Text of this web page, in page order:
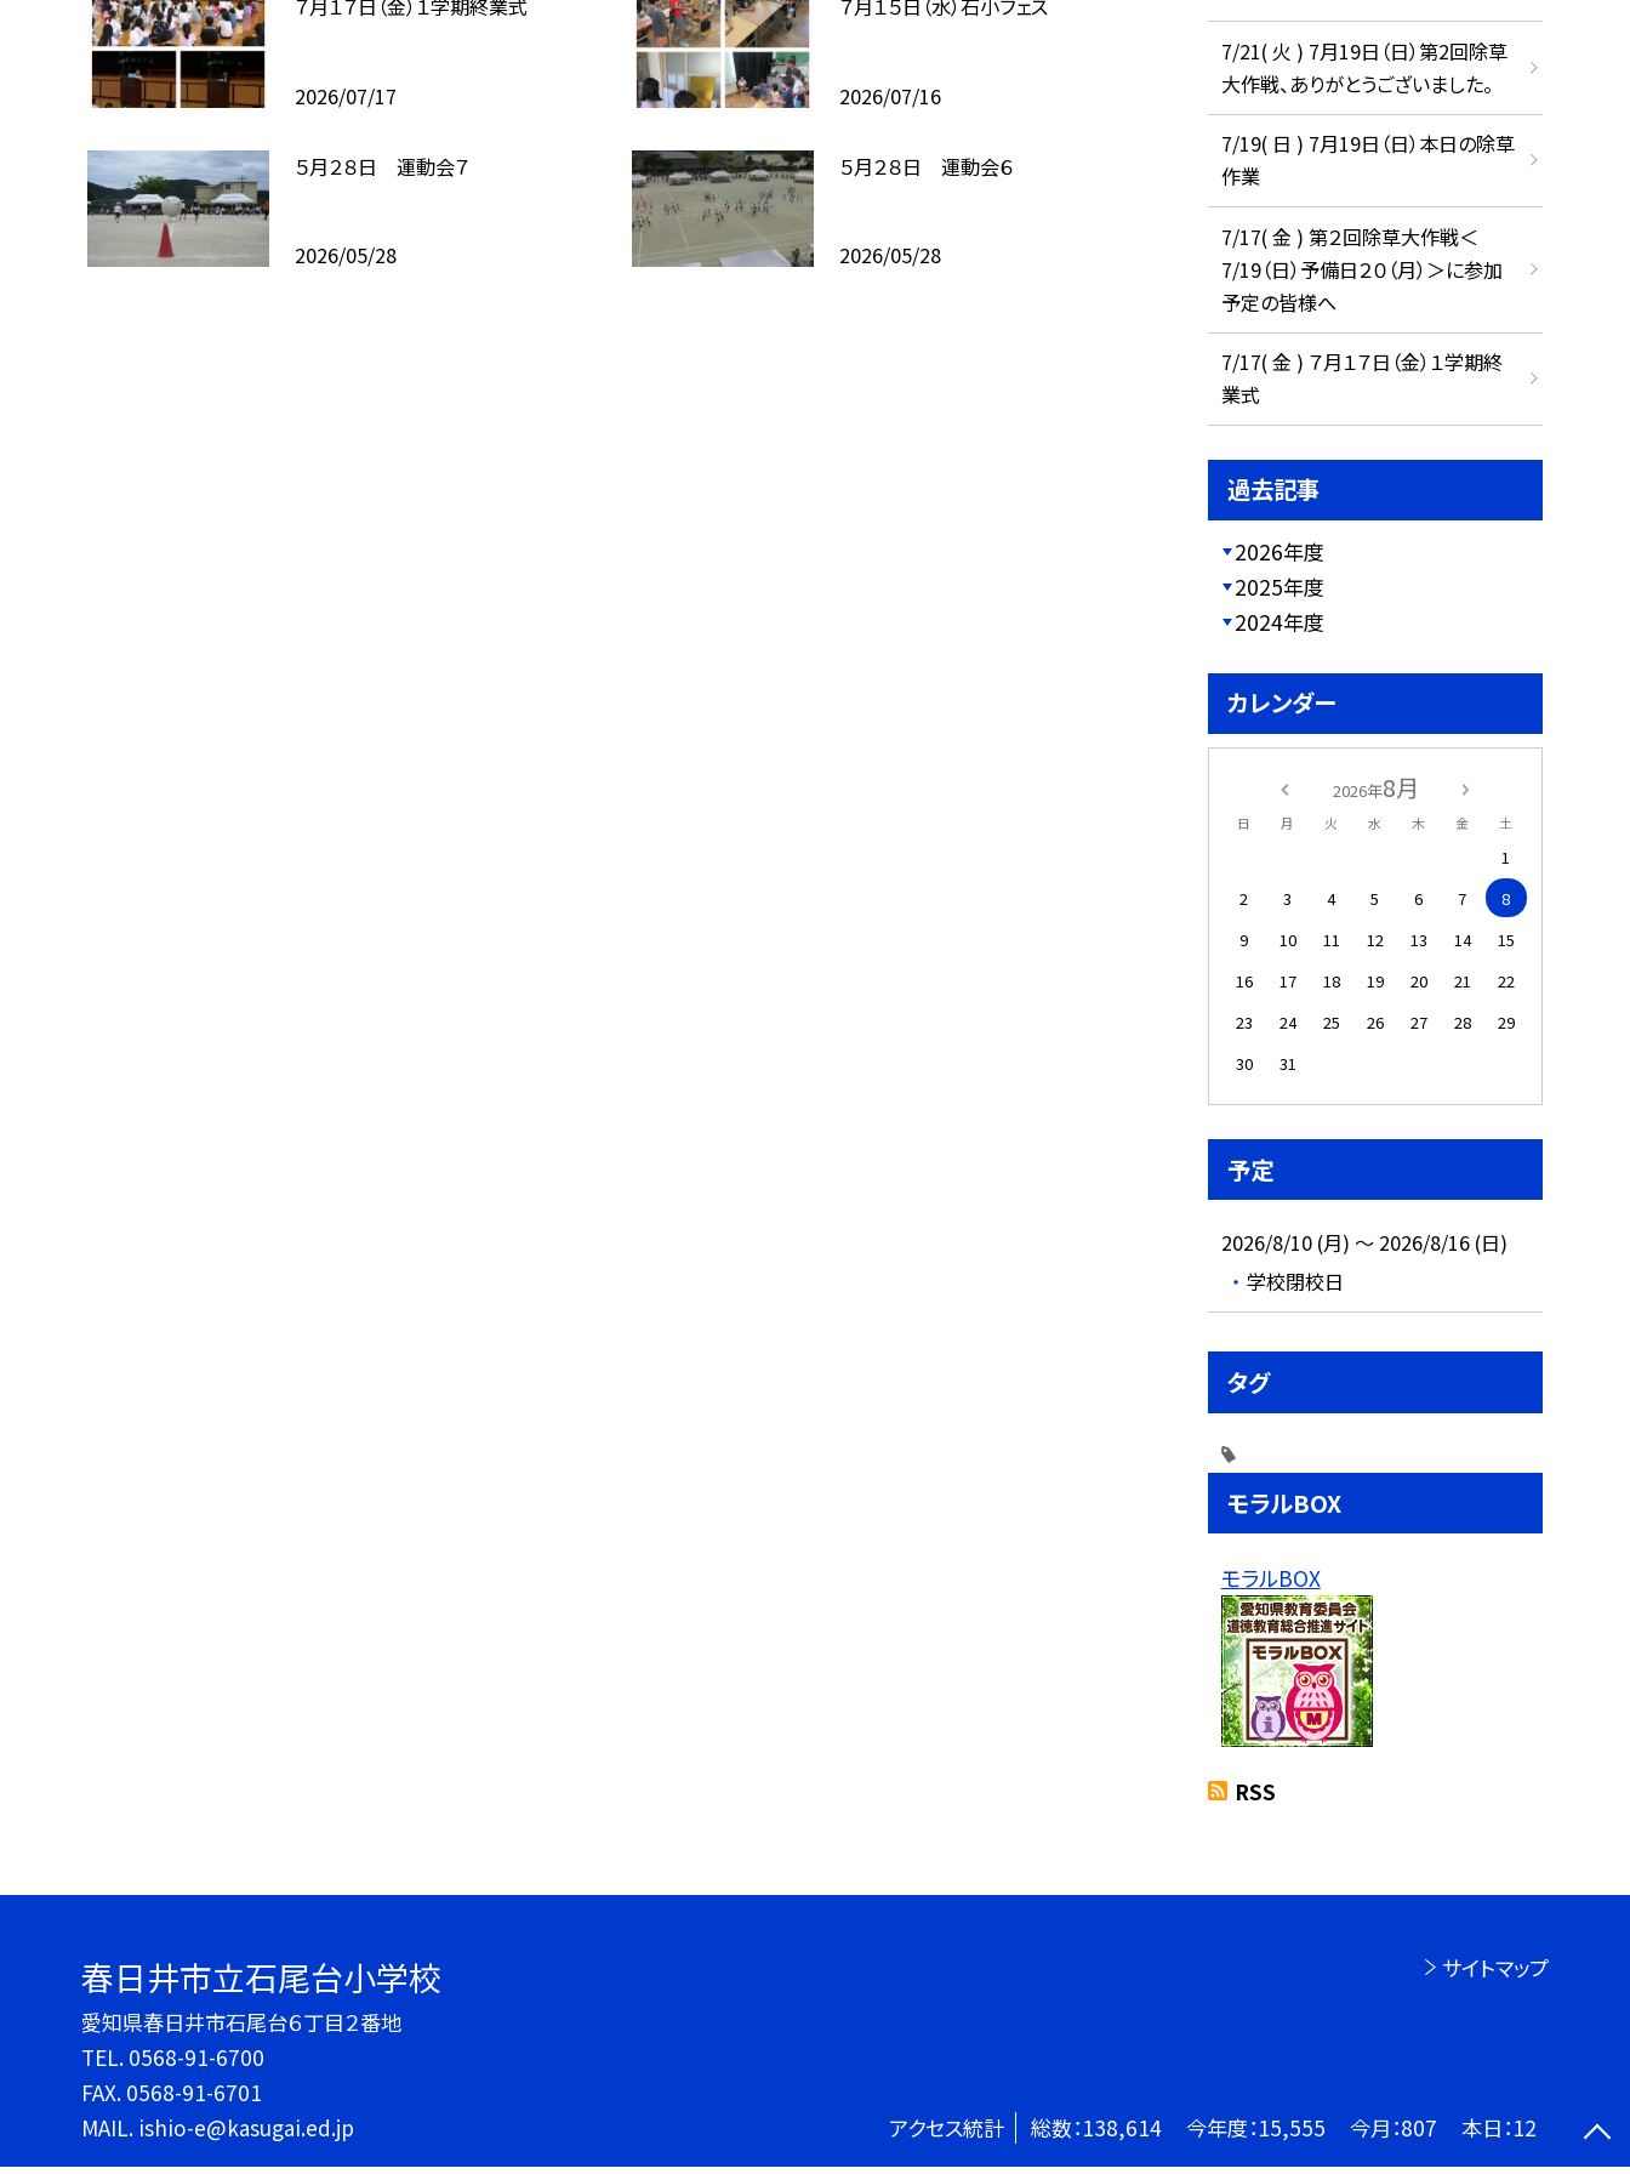
７月１７日（金）１学期終業式
2026/07/17
７月１５日（水）石小フェス
2026/07/16
５月２８日 運動会７
2026/05/28
５月２８日 運動会６
2026/05/28
7/21( 火 ) 7月19日（日）第2回除草
大作戦、ありがとうございました。
7/19( 日 ) 7月19日（日）本日の除草
作業
7/17( 金 ) 第２回除草大作戦＜
7/19（日）予備日２０（月）＞に参加
予定の皆様へ
7/17( 金 ) ７月１７日（金）１学期終
業式
過去記事
2026年度
2025年度
2024年度
カレンダー
2026年8月
日 月 火 水 木 金 土
1
2
3 4 5 6 7
8
9
10 11 12 13 14
15
16
17 18 19 20 21
22
23
24 25 26 27 28
29
30
31
予定
2026/8/10 (月) ～ 2026/8/16 (日)
学校閉校日
タグ
モラルBOX
モラルBOX
RSS
春日井市立石尾台小学校
愛知県春日井市石尾台６丁目２番地
TEL. 0568-91-6700
FAX. 0568-91-6701
MAIL. ishio-e@kasugai.ed.jp
サイトマップ
アクセス統計 総数：138,614 今年度：15,555 今月：807 本日：12